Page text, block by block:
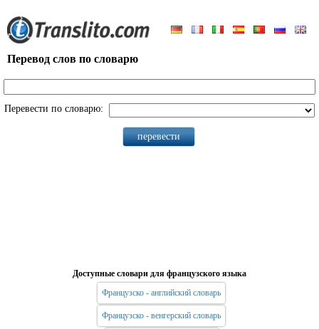
Перевод слов по словарю
Перевести по словарю:
Доступные словари для французского языка
Французско - английский словарь
Французско - венгерский словарь